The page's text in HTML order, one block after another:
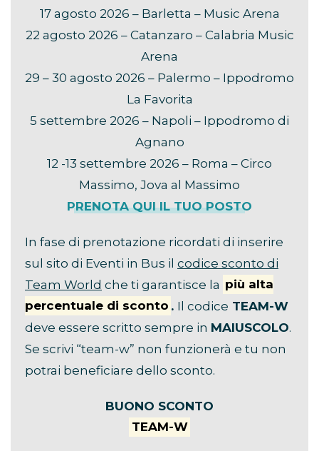
17 agosto 2026 – Barletta – Music Arena
22 agosto 2026 – Catanzaro – Calabria Music
Arena
29 – 30 agosto 2026 – Palermo – Ippodromo
La Favorita
5 settembre 2026 – Napoli – Ippodromo di
Agnano
12 -13 settembre 2026 – Roma – Circo
Massimo, Jova al Massimo
PRENOTA QUI IL TUO POSTO
In fase di prenotazione ricordati di inserire
sul sito di Eventi in Bus il codice sconto di
Team World che ti garantisce la più alta
percentuale di sconto . Il codice TEAM-W
deve essere scritto sempre in MAIUSCOLO.
Se scrivi “team-w” non funzionerà e tu non
potrai beneficiare dello sconto.
BUONO SCONTO
TEAM-W